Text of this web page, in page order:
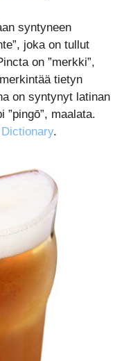
syntyneen
joka on tullut
on ”merkki”,
tietyn
on syntynyt latinan
”pingō”, maalata.
.